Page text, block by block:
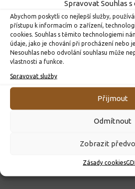
Spravovat Souhlas s
Abychom poskytli co nejlepší služby,
přístupu k informacím o zařízení,
cookies. Souhlas s těmito technologiemi
údaje, jako je chování při procházení nebo
Nesouhlas nebo odvolání souhlasu může
vlastnosti a funkce.
Spravovat služby
Přijmout
Odmítnout
Zobrazit
Zásady cookies
ROZHODNUTÍ O PŘIJETÍ K
PRO ROK 2026
10. 4. 2026